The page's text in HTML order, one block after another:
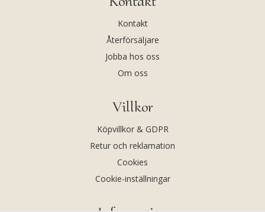
Kontakt
Återförsäljare
Jobba hos oss
Om oss
Villkor
Köpvillkor & GDPR
Retur och reklamation
Cookies
Cookie-inställningar